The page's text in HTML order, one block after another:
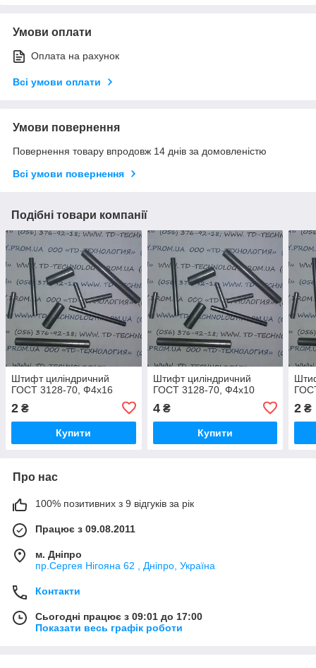
Умови оплати
Оплата на рахунок
Всі умови оплати
Умови повернення
Повернення товару впродовж 14 днів за домовленістю
Всі умови повернення
Подібні товари компанії
Штифт циліндричний
ГОСТ 3128-70, Ф4х16
2 ₴
Купити
Штифт циліндричний
ГОСТ 3128-70, Ф4х10
4₴
Купити
2 ₴
Про нас
100% позитивних з 9 відгуків за рік
Працює з 09.08.2011
м. Дніпро
пр.Сергея Нігояна 62 , Дніпро, Україна
Контакти
Сьогодні працює з 09:01 до 17:00
Показати весь графік роботи